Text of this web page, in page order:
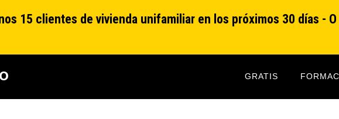
GRATIS
15 clientes de vivienda unifamiliar en los próximos 30 días - O